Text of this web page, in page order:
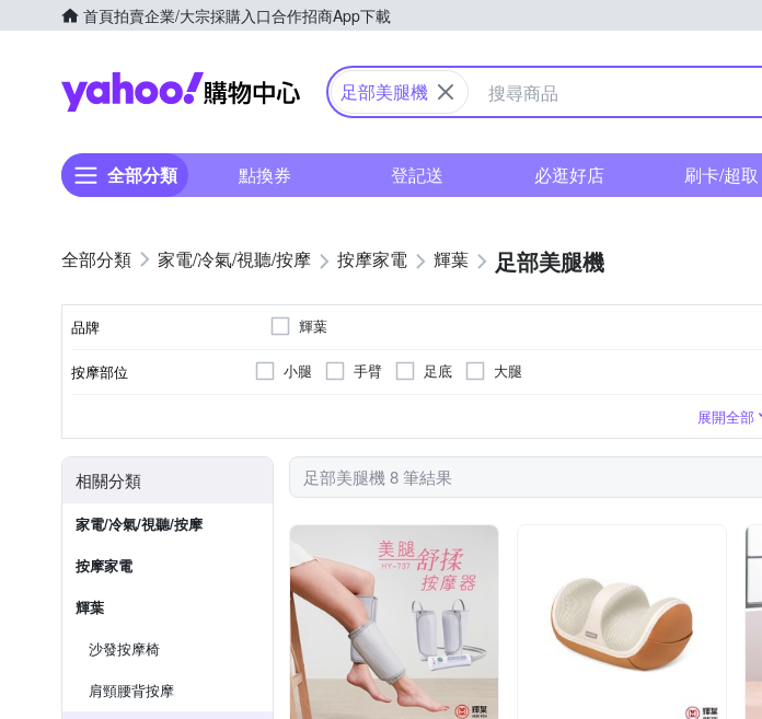
首頁拍賣企業/大宗採購入口合作招商App下載
Yahoo購物中心
足部美腿機
全部分類 點換券 登記送 必逛好店 刷卡/超取
家電/冷氣/視聽/按摩 按摩家電 輝葉 足部美腿機
品牌 輝葉
按摩部位 小腿 手臂 足底 大腿
展開全部
相關分類
家電/冷氣/視聽/按摩
按摩家電
輝葉
沙發按摩椅
肩頸腰背按摩
足部美腿機 8 筆結果